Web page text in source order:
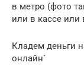
в метро (фото
или в кассе или
Кладем деньги
онлайн`